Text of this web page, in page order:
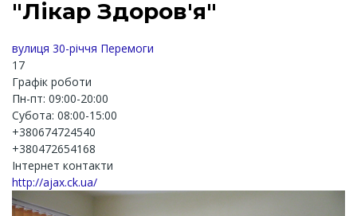
"Лікар Здоров'я"
вулиця 30-річчя Перемоги
17
Графік роботи
Пн-пт: 09:00-20:00
Субота: 08:00-15:00
+380674724540
+380472654168
Інтернет контакти
http://ajax.ck.ua/